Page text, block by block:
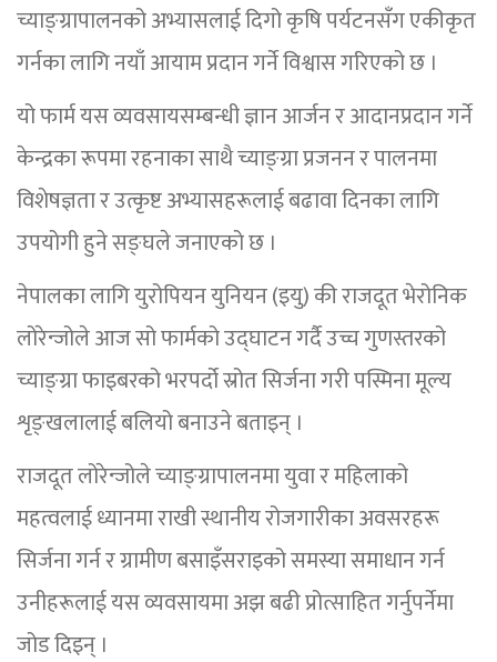
च्याङ्ग्रापालनको अभ्यासलाई दिगो कृषि पर्यटनसँग एकीकृत
गर्नका लागि नयाँ आयाम प्रदान गर्ने विश्वास गरिएको छ ।
यो फार्म यस व्यवसायसम्बन्धी ज्ञान आर्जन र आदानप्रदान गर्ने
केन्द्रका रूपमा रहनाका साथै च्याङ्ग्रा प्रजनन र पालनमा
विशेषज्ञता र उत्कृष्ट अभ्यासहरूलाई बढावा दिनका लागि
उपयोगी हुने सङ्घले जनाएको छ ।
नेपालका लागि युरोपियन युनियन (इयु) की राजदूत भेरोनिक
लोरेन्जोले आज सो फार्मको उद्घाटन गर्दै उच्च गुणस्तरको
च्याङ्ग्रा फाइबरको भरपर्दो स्रोत सिर्जना गरी पस्मिना मूल्य
शृङ्खलालाई बलियो बनाउने बताइन् ।
राजदूत लोरेन्जोले च्याङ्ग्रापालनमा युवा र महिलाको
महत्वलाई ध्यानमा राखी स्थानीय रोजगारीका अवसरहरू
सिर्जना गर्न र ग्रामीण बसाइँसराइको समस्या समाधान गर्न
उनीहरूलाई यस व्यवसायमा अझ बढी प्रोत्साहित गर्नुपर्नेमा
जोड दिइन् ।